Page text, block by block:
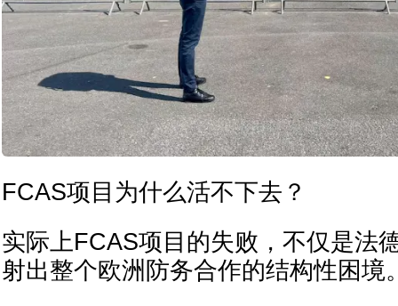
FCAS项目为什么活不下去？
实际上FCAS项目的失败，不仅是法
射出整个欧洲防务合作的结构性困境